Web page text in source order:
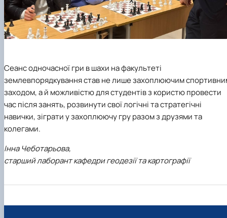
Сеанс одночасної гри в шахи на факультеті
землевпорядкування став не лише захоплюючим
заходом, а й можливістю для студентів з користю провести
час після занять, розвинути свої логічні та стратегічні
навички, зіграти у захоплюючу гру разом з друзями та
колегами.
Інна Чеботарьова,
старший лаборант кафедри геодезії та картографії